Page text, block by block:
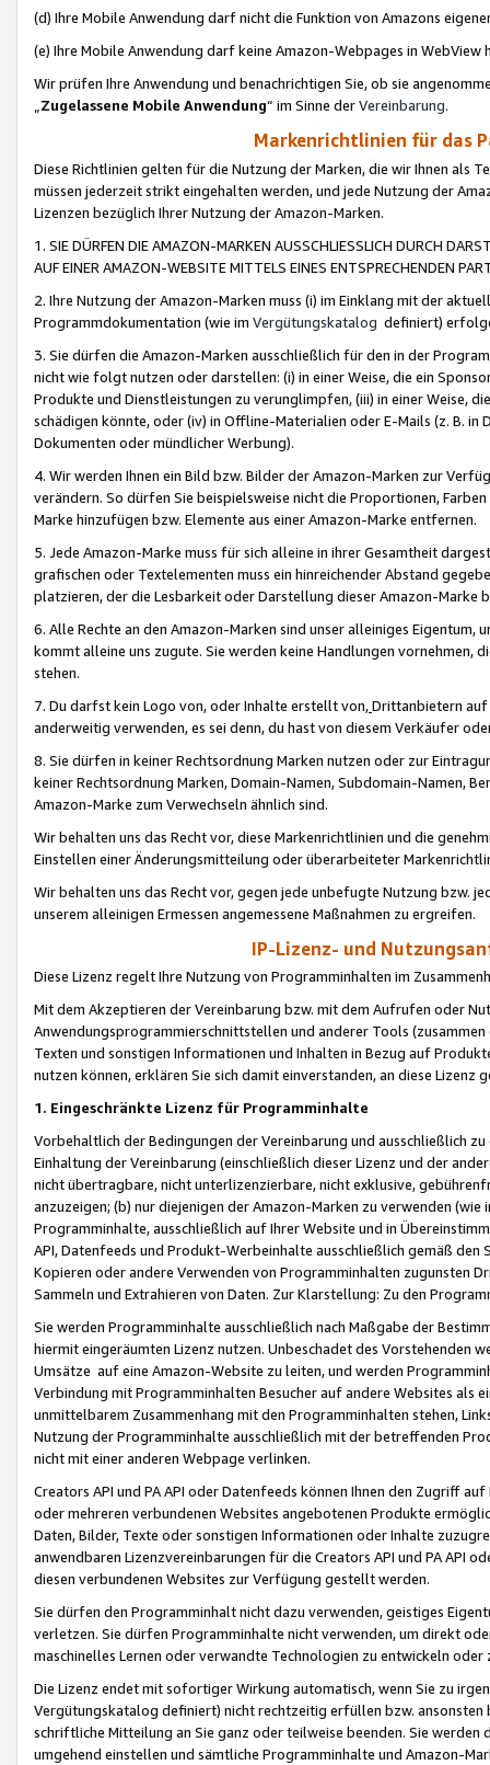
(d) Ihre Mobile Anwendung darf nicht die Funktion von Amazons
(e) Ihre Mobile Anwendung darf keine Amazon-Webpages in WebView
Wir prüfen Ihre Anwendung und benachrichtigen Sie, ob sie
„Zugelassene Mobile Anwendung“ im Sinne derVereinbarung.
Markenrichtlinien für das
Diese Richtlinien gelten für die Nutzung der Marken, die wir Ihnen als
müssen jederzeit strikt eingehalten werden, und jede Nutzung der
Lizenzen bezüglich Ihrer Nutzung der Amazon-Marken.
1. SIE DÜRFEN DIE AMAZON-MARKEN AUSSCHLIESSLICH DURCH
AUF EINER AMAZON-WEBSITE MITTELS EINES ENTSPRECHENDEN
2. Ihre Nutzung der Amazon-Marken muss (i) im Einklang mit der
Programmdokumentation (wie im Vergütungskatalog definiert)
3. Sie dürfen die Amazon-Marken ausschließlich für den in der
nicht wie folgt nutzen oder darstellen: (i) in einer Weise, die ein
Produkte und Dienstleistungen zu verunglimpfen, (iii) in einer Weise,
schädigen könnte, oder (iv) in Offline-Materialien oder E-Mails (z. B. in
Dokumenten oder mündlicher Werbung).
4. Wir werden Ihnen ein Bild bzw. Bilder der Amazon-Marken zur
verändern. So dürfen Sie beispielsweise nicht die Proportionen,
Marke hinzufügen bzw. Elemente aus einer Amazon-Marke entfernen.
5. Jede Amazon-Marke muss für sich alleine in ihrer Gesamtheit
grafischen oder Textelementen muss ein hinreichender Abstand
platzieren, der die Lesbarkeit oder Darstellung dieser Amazon-Marke
6. Alle Rechte an den Amazon-Marken sind unser alleiniges
kommt alleine uns zugute. Sie werden keine Handlungen vornehmen,
stehen.
7. Du darfst kein Logo von, oder Inhalte erstellt von,Drittanbietern auf
anderweitig verwenden, es sei denn, du hast von diesem Verkäufer
8. Sie dürfen in keiner Rechtsordnung Marken nutzen oder zur
keiner Rechtsordnung Marken, Domain-Namen, Subdomain-Namen,
Amazon-Marke zum Verwechseln ähnlich sind.
Wir behalten uns das Recht vor, diese Markenrichtlinien und die
Einstellen einer Änderungsmitteilung oder überarbeiteter
Wir behalten uns das Recht vor, gegen jede unbefugte Nutzung bzw.
unserem alleinigen Ermessen angemessene Maßnahmen zu ergreifen.
IP-Lizenz- und
Diese Lizenz regelt Ihre Nutzung von Programminhalten im
Mit dem Akzeptieren der Vereinbarung bzw. mit dem Aufrufen oder
Anwendungsprogrammierschnittstellen und anderer Tools (zusammen
Texten und sonstigen Informationen und Inhalten in Bezug auf
nutzen können, erklären Sie sich damit einverstanden, an diese Lizenz
1. Eingeschränkte Lizenz für Programminhalte
Vorbehaltlich der Bedingungen der Vereinbarung und ausschließlich
Einhaltung der Vereinbarung (einschließlich dieser Lizenz und der
nicht übertragbare, nicht unterlizenzierbare, nicht exklusive,
anzuzeigen; (b) nur diejenigen der Amazon-Marken zu verwenden
Programminhalte, ausschließlich auf Ihrer Website und in
API, Datenfeeds und Produkt-Werbeinhalte ausschließlich gemäß
Kopieren oder andere Verwenden von Programminhalten zugunsten
Sammeln und Extrahieren von Daten. Zur Klarstellung: Zu den
Sie werden Programminhalte ausschließlich nach Maßgabe der
hiermit eingeräumten Lizenz nutzen. Unbeschadet des Vorstehenden
Umsätze auf eine Amazon-Website zu leiten, und werden
Verbindung mit Programminhalten Besucher auf andere Websites als
unmittelbarem Zusammenhang mit den Programminhalten stehen,
Nutzung der Programminhalte ausschließlich mit der betreffenden
nicht mit einer anderen Webpage verlinken.
Creators API und PA API oder Datenfeeds können Ihnen den Zugriff
oder mehreren verbundenen Websites angebotenen Produkte
Daten, Bilder, Texte oder sonstigen Informationen oder Inhalte
anwendbaren Lizenzvereinbarungen für die Creators API und PA API
diesen verbundenen Websites zur Verfügung gestellt werden.
Sie dürfen den Programminhalt nicht dazu verwenden, geistiges
verletzen. Sie dürfen Programminhalte nicht verwenden, um direkt
maschinelles Lernen oder verwandte Technologien zu entwickeln
Die Lizenz endet mit sofortiger Wirkung automatisch, wenn Sie zu
Vergütungskatalog definiert) nicht rechtzeitig erfüllen bzw. ansonsten
schriftliche Mitteilung an Sie ganz oder teilweise beenden. Sie werden
umgehend einstellen und sämtliche Programminhalte und Amazon-